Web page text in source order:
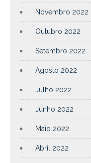
Novembro 2022
Outubro 2022
Setembro 2022
Agosto 2022
Julho 2022
Junho 2022
Maio 2022
Abril 2022